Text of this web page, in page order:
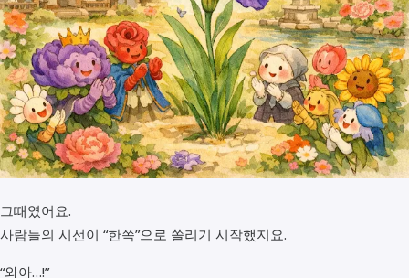
그때였어요.
사람들의 시선이 “한쪽”으로 쏠리기 시작했지요.
“와아…!”